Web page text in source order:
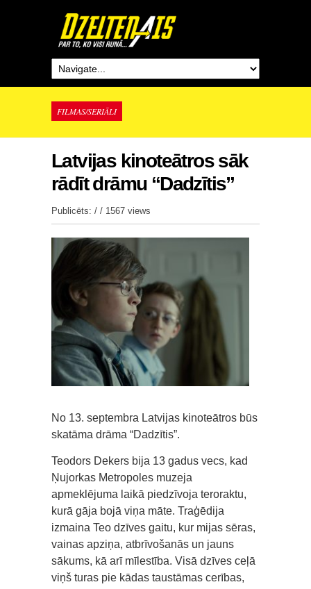
FILMAS/SERIĀLI
Latvijas kinoteātros sāk
rādīt drāmu “Dadzītis”
Publicēts: / / 1567 views
No 13. septembra Latvijas kinoteātros būs
skatāma drāma “Dadzītis”.
Teodors Dekers bija 13 gadus vecs, kad
Ņujorkas Metropoles muzeja
apmeklējuma laikā piedzīvoja teroraktu,
kurā gāja bojā viņa māte. Traģēdija
izmaina Teo dzīves gaitu, kur mijas sēras,
vainas apziņa, atbrīvošanās un jauns
sākums, kā arī mīlestība. Visā dzīves ceļā
viņš turas pie kādas taustāmas cerības,